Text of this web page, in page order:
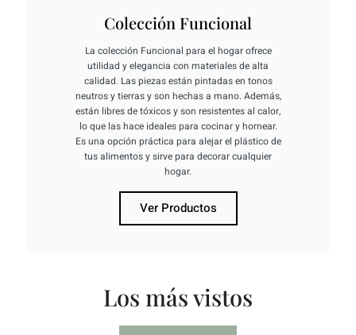
Colección Funcional
La colección Funcional para el hogar ofrece
utilidad y elegancia con materiales de alta
calidad. Las piezas están pintadas en tonos
neutros y tierras y son hechas a mano. Además,
están libres de tóxicos y son resistentes al calor,
lo que las hace ideales para cocinar y hornear.
Es una opción práctica para alejar el plástico de
tus alimentos y sirve para decorar cualquier
hogar.
Ver Productos
Los más vistos